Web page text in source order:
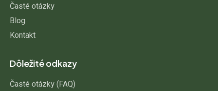
Časté otázky
Blog
Kontakt
Dôležité odkazy
Časté otázky (FAQ)